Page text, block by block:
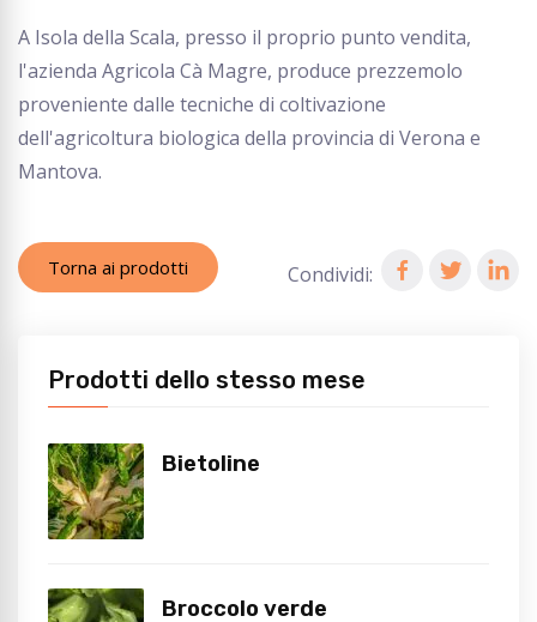
A Isola della Scala, presso il proprio punto vendita,
l'azienda Agricola Cà Magre, produce prezzemolo
proveniente dalle tecniche di coltivazione
dell'agricoltura biologica della provincia di Verona e
Mantova.
Torna ai prodotti Condividi:
Prodotti dello stesso mese
Bietoline
Broccolo verde